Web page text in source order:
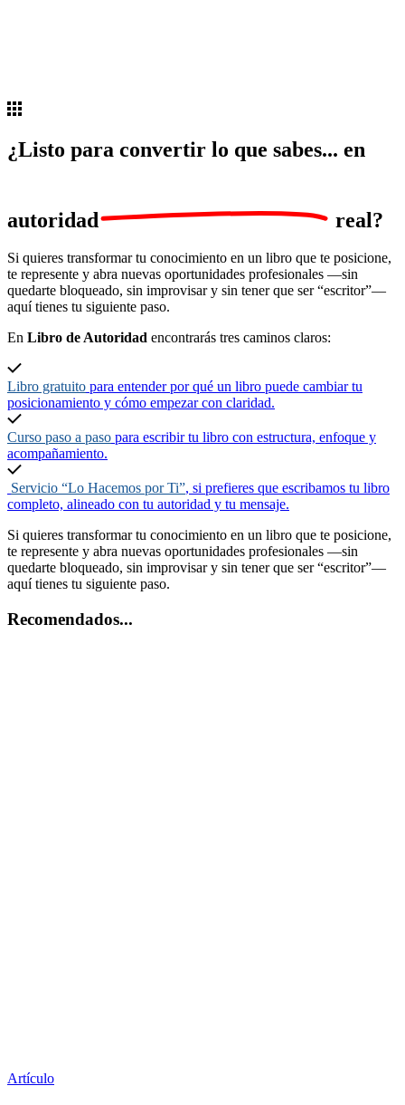
¿Listo para convertir lo que sabes... en
autoridad real?
Si quieres transformar tu conocimiento en un libro que te posicione,
te represente y abra nuevas oportunidades profesionales —sin
quedarte bloqueado, sin improvisar y sin tener que ser “escritor”—
aquí tienes tu siguiente paso.
En Libro de Autoridad encontrarás tres caminos claros:
Libro gratuito para entender por qué un libro puede cambiar tu
posicionamiento y cómo empezar con claridad.
Curso paso a paso para escribir tu libro con estructura, enfoque y
acompañamiento.
Servicio “Lo Hacemos por Ti”, si prefieres que escribamos tu libro
completo, alineado con tu autoridad y tu mensaje.
Si quieres transformar tu conocimiento en un libro que te posicione,
te represente y abra nuevas oportunidades profesionales —sin
quedarte bloqueado, sin improvisar y sin tener que ser “escritor”—
aquí tienes tu siguiente paso.
Recomendados...
Artículo